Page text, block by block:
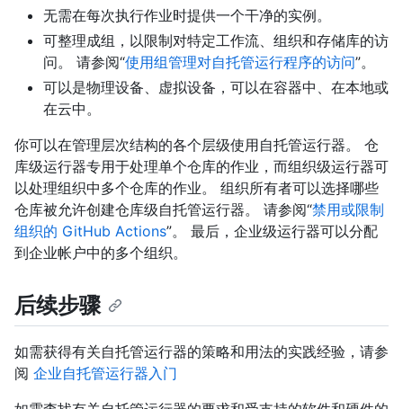
无需在每次执行作业时提供一个干净的实例。
可整理成组，以限制对特定工作流、组织和存储库的访
问。 请参阅“使用组管理对自托管运行程序的访问”。
可以是物理设备、虚拟设备，可以在容器中、在本地或
在云中。
你可以在管理层次结构的各个层级使用自托管运行器。 仓
库级运行器专用于处理单个仓库的作业，而组织级运行器可
以处理组织中多个仓库的作业。 组织所有者可以选择哪些
仓库被允许创建仓库级自托管运行器。 请参阅“禁用或限制
组织的 GitHub Actions”。 最后，企业级运行器可以分配
到企业帐户中的多个组织。
后续步骤
如需获得有关自托管运行器的策略和用法的实践经验，请参
阅 企业自托管运行器入门